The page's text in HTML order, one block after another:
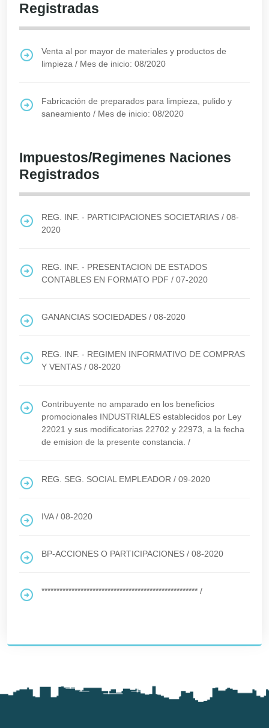
Registradas
Venta al por mayor de materiales y productos de
limpieza / Mes de inicio: 08/2020
Fabricación de preparados para limpieza, pulido y
saneamiento / Mes de inicio: 08/2020
Impuestos/Regimenes Naciones
Registrados
REG. INF. - PARTICIPACIONES SOCIETARIAS / 08-
2020
REG. INF. - PRESENTACION DE ESTADOS
CONTABLES EN FORMATO PDF / 07-2020
GANANCIAS SOCIEDADES / 08-2020
REG. INF. - REGIMEN INFORMATIVO DE COMPRAS
Y VENTAS / 08-2020
Contribuyente no amparado en los beneficios
promocionales INDUSTRIALES establecidos por Ley
22021 y sus modificatorias 22702 y 22973, a la fecha
de emision de la presente constancia. /
REG. SEG. SOCIAL EMPLEADOR / 09-2020
IVA/ 08-2020
BP-ACCIONES O PARTICIPACIONES / 08-2020
**************************************************** /